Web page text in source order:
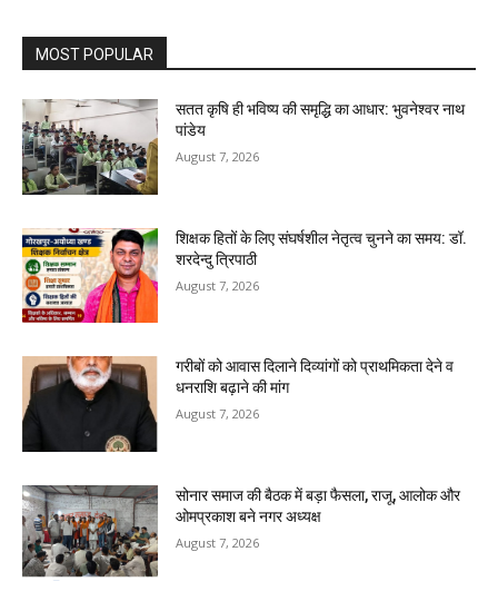
MOST POPULAR
सतत कृषि ही भविष्य की समृद्धि का आधार: भुवनेश्वर नाथ
पांडेय
August 7, 2026
शिक्षक हितों के लिए संघर्षशील नेतृत्व चुनने का समय: डॉ.
शरदेन्दु त्रिपाठी
August 7, 2026
गरीबों को आवास दिलाने दिव्यांगों को प्राथमिकता देने व
धनराशि बढ़ाने की मांग
August 7, 2026
सोनार समाज की बैठक में बड़ा फैसला, राजू, आलोक और
ओमप्रकाश बने नगर अध्यक्ष
August 7, 2026